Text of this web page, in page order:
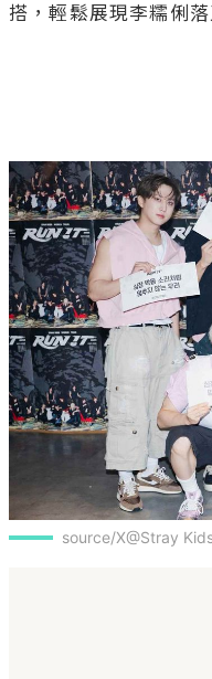
搭，輕鬆展現李糯俐
source/X@Stray